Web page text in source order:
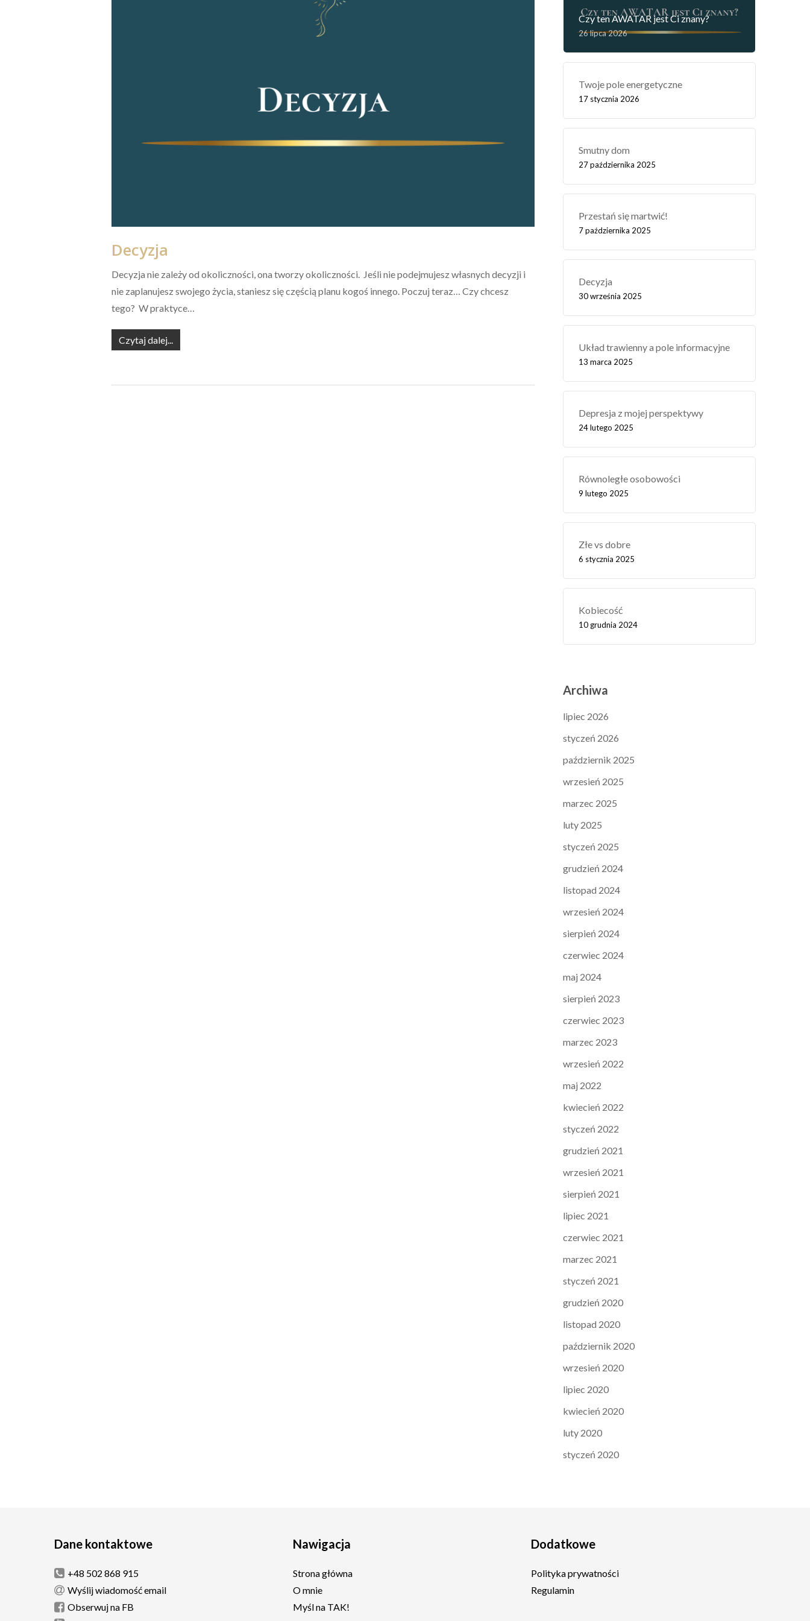
Decyzja
Decyzja nie zależy od okoliczności, ona tworzy okoliczności. Jeśli nie podejmujesz własnych decyzji i
nie zaplanujesz swojego życia, staniesz się częścią planu kogoś innego. Poczuj teraz… Czy chcesz
tego? W praktyce…
Czytaj dalej...
Czy ten AWATAR jest Ci znany?
26 lipca 2026
Twoje pole energetyczne
17 stycznia 2026
Smutny dom
27 października 2025
Przestań się martwić!
7 października 2025
Decyzja
30 września 2025
Układ trawienny a pole informacyjne
13 marca 2025
Depresja z mojej perspektywy
24 lutego 2025
Równoległe osobowości
9 lutego 2025
Złe vs dobre
6 stycznia 2025
Kobiecość
10 grudnia 2024
Archiwa
lipiec 2026
styczeń 2026
październik 2025
wrzesień 2025
marzec 2025
luty 2025
styczeń 2025
grudzień 2024
listopad 2024
wrzesień 2024
sierpień 2024
czerwiec 2024
maj 2024
sierpień 2023
czerwiec 2023
marzec 2023
wrzesień 2022
maj 2022
kwiecień 2022
styczeń 2022
grudzień 2021
wrzesień 2021
sierpień 2021
lipiec 2021
czerwiec 2021
marzec 2021
styczeń 2021
grudzień 2020
listopad 2020
październik 2020
wrzesień 2020
lipiec 2020
kwiecień 2020
luty 2020
styczeń 2020
Dane kontaktowe
+48 502 868 915
Wyślij wiadomość email
Obserwuj na FB
Nawigacja
Strona główna
O mnie
Myśl na TAK!
Dodatkowe
Polityka prywatności
Regulamin